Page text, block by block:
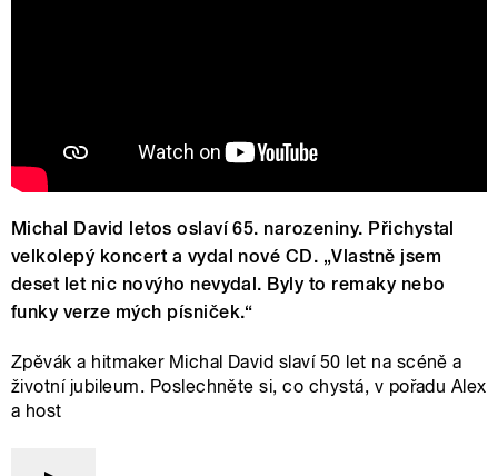
Michal David letos oslaví 65. narozeniny. Přichystal
velkolepý koncert a vydal nové CD. „Vlastně jsem
deset let nic novýho nevydal. Byly to remaky nebo
funky verze mých písniček.“
Zpěvák a hitmaker Michal David slaví 50 let na scéně a
životní jubileum. Poslechněte si, co chystá, v pořadu Alex
a host